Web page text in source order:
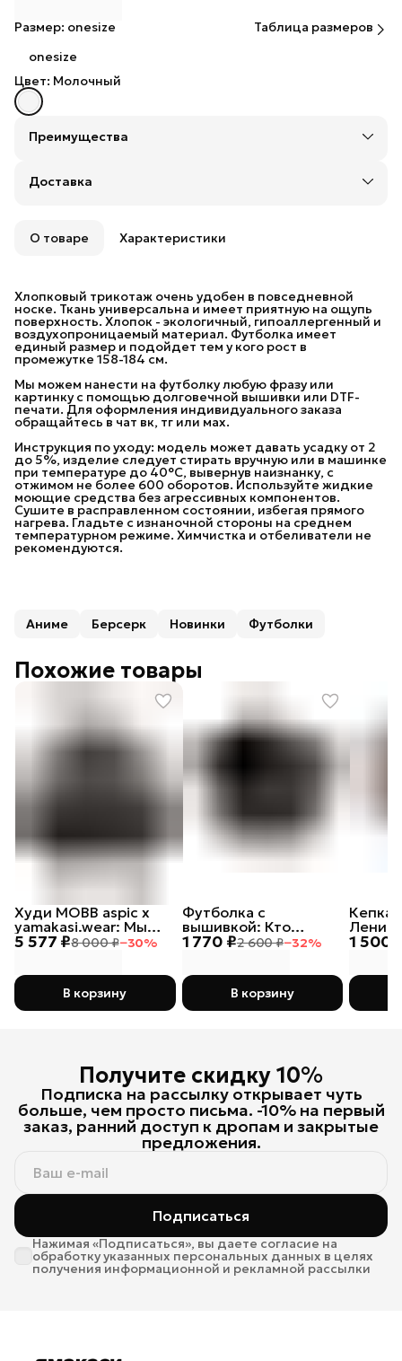
Размер: onesize
Таблица размеров
onesize
Цвет: Молочный
Преимущества
Оплата — картой, СБП или наличными
Доставка в пункты выдачи или до двери: Яндекс,
Бесплатная доставка в пункты выдачи заказов
предоставляется бесплатная доставка в пункты
выдачи СДЭК.
При заказе на сумму от 20 000 рублей
предоставляется бесплатная доставка Почтой
России.
Доставка
О товаре Характеристики
Хлопковый трикотаж очень удобен в повседневной
носке. Ткань универсальна и имеет приятную на ощупь
поверхность. Хлопок - экологичный, гипоаллергенный и
воздухопроницаемый материал. Футболка имеет
единый размер и подойдет тем у кого рост в
промежутке 158-184 см.
Мы можем нанести на футболку любую фразу или
картинку с помощью долговечной вышивки или DTF-
печати. Для оформления индивидуального заказа
обращайтесь в чат вк, тг или мах.
Инструкция по уходу: модель может давать усадку от 2
до 5%, изделие следует стирать вручную или в машинке
при температуре до 40°C, вывернув наизнанку, с
отжимом не более 600 оборотов. Используйте жидкие
моющие средства без агрессивных компонентов.
Сушите в расправленном состоянии, избегая прямого
нагрева. Гладьте с изнаночной стороны на среднем
температурном режиме. Химчистка и отбеливатели не
рекомендуются.
Аниме Берсерк Новинки Футболки
Похожие товары
5 577 ₽8 000 ₽−30%
Худи MOBB aspic х
yamakasi.wear: Мы
русские, с нами Бог
В корзину
1 770 ₽2 600 ₽−32%
Футболка с
вышивкой: Кто
посеет зло в сердце
В корзину
1 500
Кепка
Получите скидку 10%
Подписка на рассылку открывает чуть
больше, чем просто письма. -10% на первый
заказ, ранний доступ к дропам и закрытые
предложения.
Подписаться
Нажимая «Подписаться», вы даете согласие на
обработку указанных персональных данных в целях
получения информационной и рекламной рассылки